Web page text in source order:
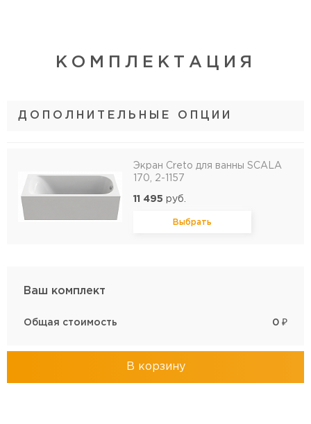
КОМПЛЕКТАЦИЯ
ДОПОЛНИТЕЛЬНЫЕ ОПЦИИ
Экран Creto для ванны SCALA
170, 2-1157
11 495руб.
Выбрать
Ваш комплект
Общая стоимость 0 ₽
В корзину